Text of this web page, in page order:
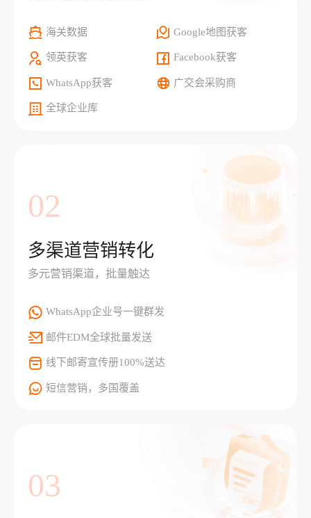
海关数据 Google地图获客
领英获客 Facebook获客
WhatsApp获客 广交会采购商
全球企业库
02
多渠道营销转化
多元营销渠道，批量触达
WhatsApp企业号一键群发
邮件EDM全球批量发送
线下邮寄宣传册100%送达
短信营销，多国覆盖
03